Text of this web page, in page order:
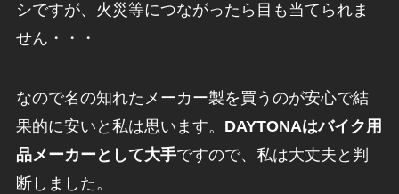
シですが、火災等につながったら目も当てられま
せん・・・
なので名の知れたメーカー製を買うのが安心で結
果的に安いと私は思います。 DAYTONAはバイク用
品メーカーとして大手ですので、私は大丈夫と判
断しました。